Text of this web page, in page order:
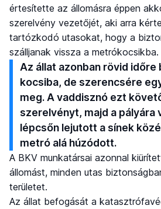
értesítette az állomásra éppen
szerelvény vezetőjét, aki arra
tartózkodó utasokat, hogy a
szálljanak vissza a metrókocsikba.
Az állat azonban rövid
kocsiba, de szerencsére
meg. A vaddisznó ezt
szerelvényt, majd a pályára
lépcsőn lejutott a sínek
metró alá húzódott.
A BKV munkatársai azonnal
állomást, minden utas
területet.
Az állat befogását a